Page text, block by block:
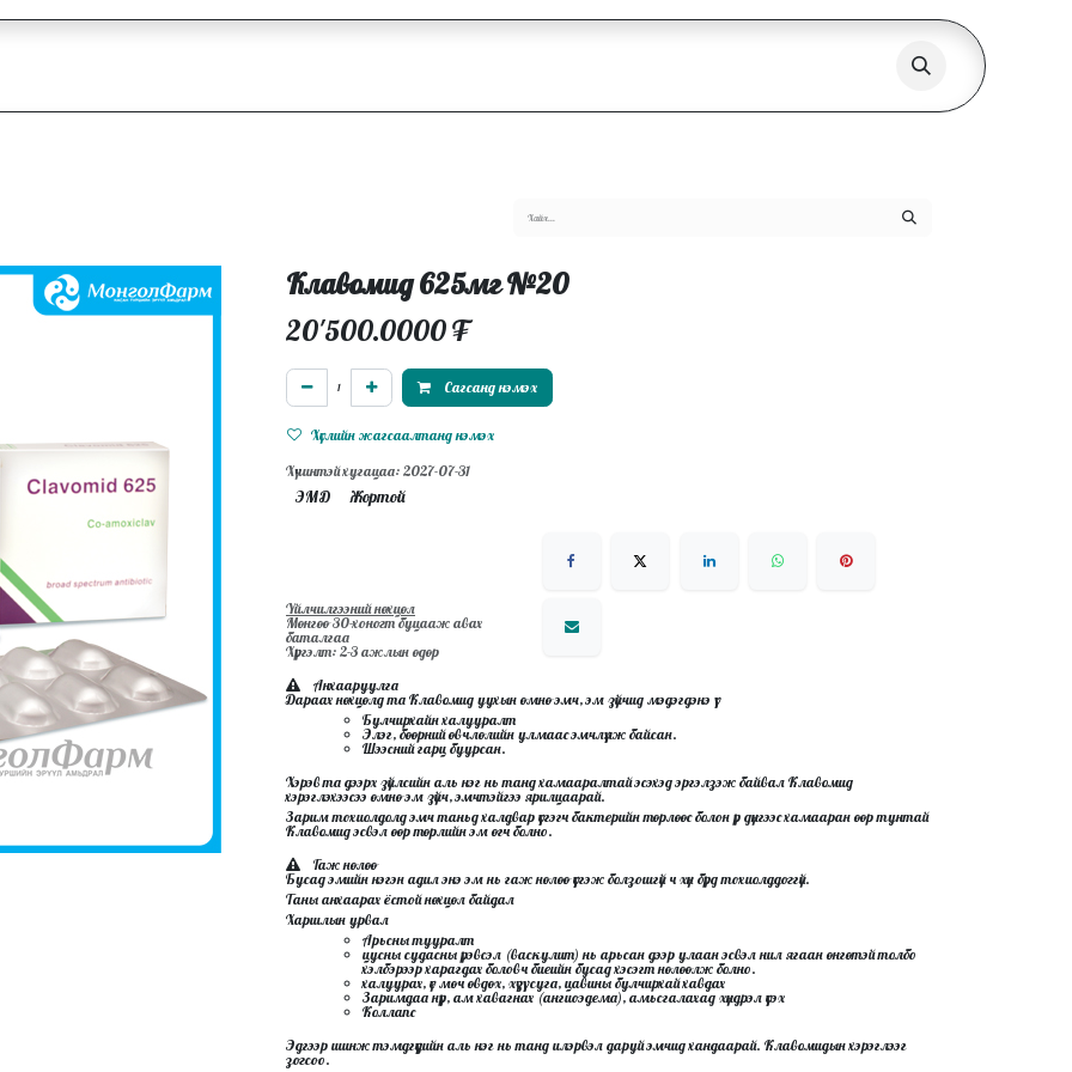
Клавомид 625мг №20
20'500.0000₮
Сагсанд нэмэх
Хүслийн жагсаалтанд нэмэх
Хүчинтэй хугацаа: 2027-07-31
ЭМД Жортой
Үйлчилгээний нөхцөл
Мөнгөө 30-хоногт буцааж авах
баталгаа
Хүргэлт: 2-3 ажлын өдөр
Анхааруулга
Дараах нөхцөлд та Клавомид уухын өмнө эмч, эм зүйчид мэдэгдэнэ үү:
Булчирхайн халууралт
Элэг, бөөрний өвчлөлийн улмаас эмчлүүлж байсан.
Шээсний гарц буурсан.
Хэрэв та дээрх зүйлсийн аль нэг нь танд хамааралтай эсэхэд эргэлзэж байвал Клавомид
хэрэглэхээсээ өмнө эм зүйч, эмчтэйгээ ярилцаарай.
Зарим тохиолдолд эмч таньд халдвар үүсгэгч бактерийн төрлөөс болон үр дүнгээс хамааран өөр тунтай
Клавомид эсвэл өөр төрлийн эм өгч болно.
Гаж нөлөө
Бусад эмийн нэгэн адил энэ эм нь гаж нөлөө үүсгэж болзошгүй ч хүн бүрд тохиолддоггүй.
Таны анхаарах ёстой нөхцөл байдал
Харшлын урвал
Арьсны тууралт
цусны судасны үрэвсэл (васкулит) нь арьсан дээр улаан эсвэл нил ягаан өнгөтэй толбо
хэлбэрээр харагдах боловч биеийн бусад хэсэгт нөлөөлж болно.
халуурах, үе мөч өвдөх, хүзүү, суга, цавины булчирхай хавдах
Заримдаа нүүр, ам хавагнах (ангиоэдема), амьсгалахад хүндрэл үүсэх
Коллапс
Эдгээр шинж тэмдгүүдийн аль нэг нь танд илэрвэл даруй эмчид хандаарай. Клавомидын хэрэглээг
зогсоо.